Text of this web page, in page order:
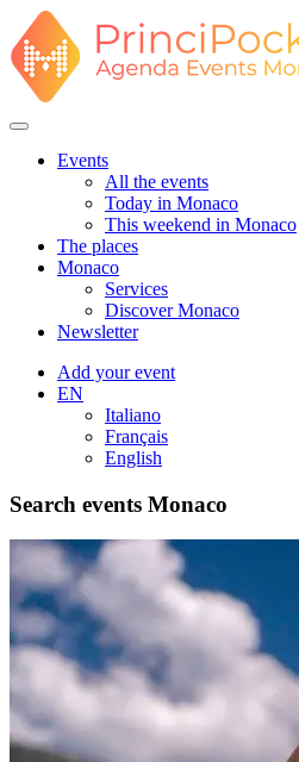
Events
All the events
Today in Monaco
This weekend in Monaco
The places
Monaco
Services
Discover Monaco
Newsletter
Add your event
EN
Italiano
Français
English
Search events Monaco